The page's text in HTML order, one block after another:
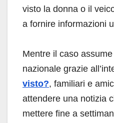
visto la donna o il
a fornire informazioni
Mentre il caso
nazionale grazie
visto?, familiari e
attendere una notizia
mettere fine a